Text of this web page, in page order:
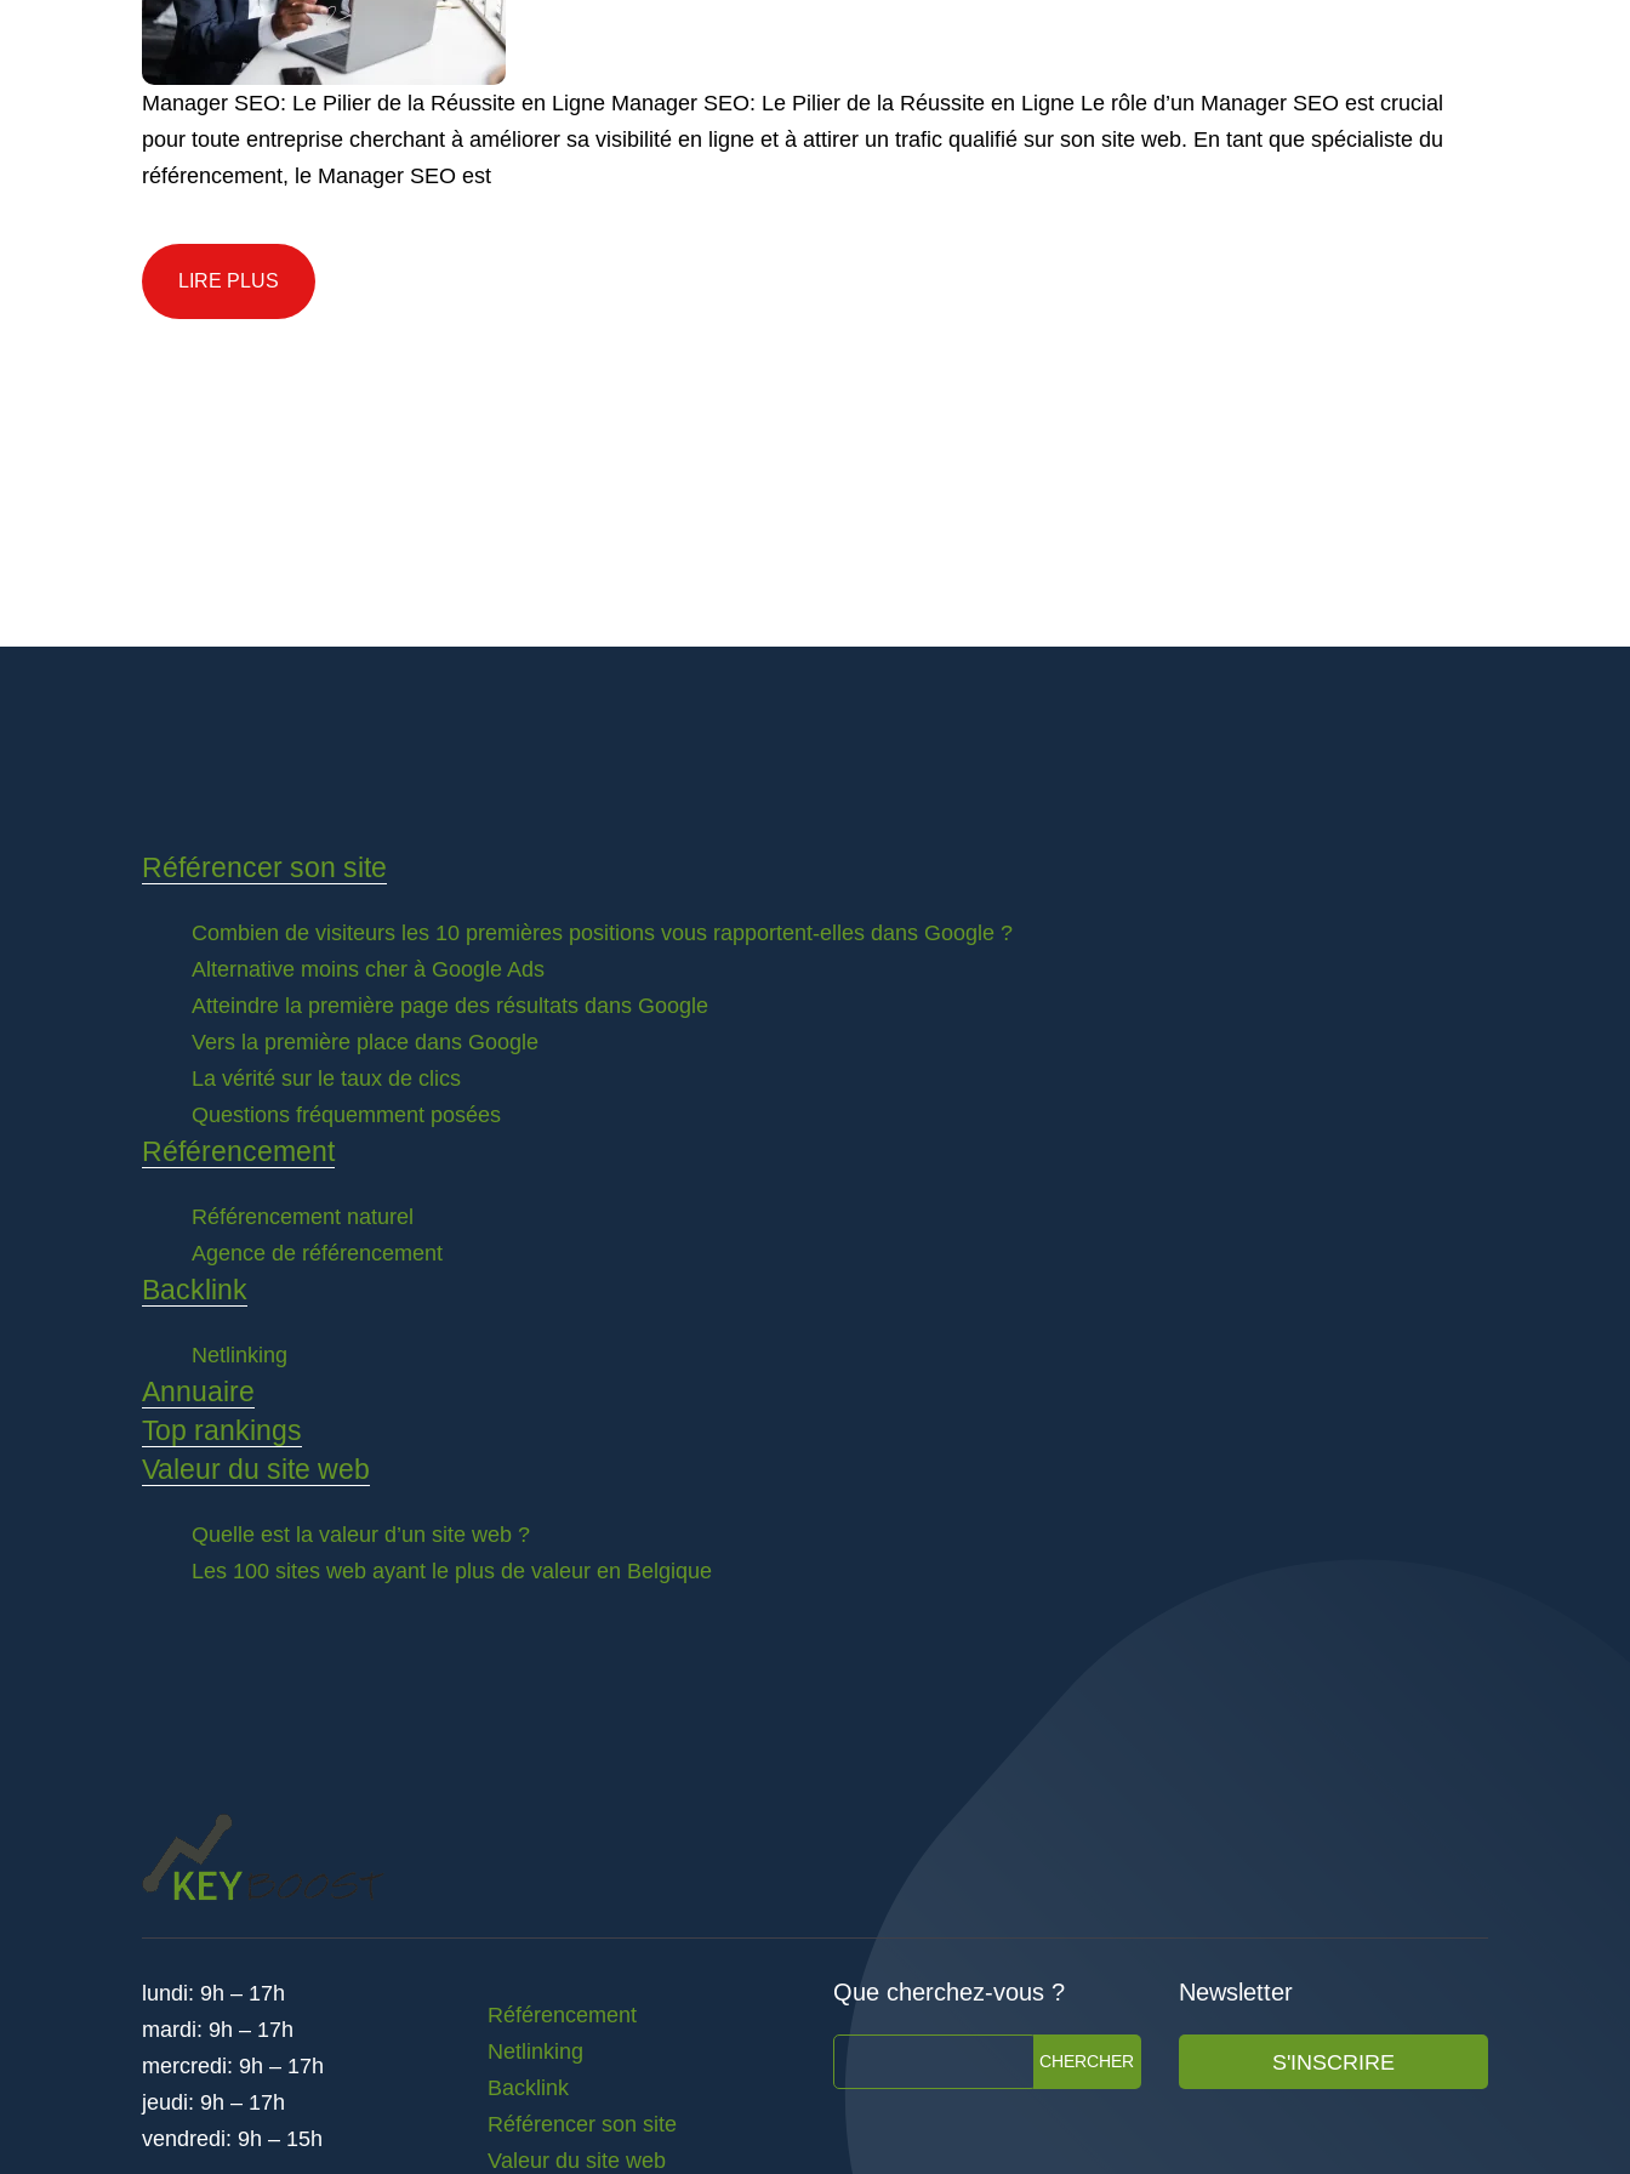
Manager SEO: Le Pilier de la Réussite en Ligne Manager SEO: Le Pilier de la Réussite en Ligne Le rôle d’un Manager SEO est crucial
pour toute entreprise cherchant à améliorer sa visibilité en ligne et à attirer un trafic qualifié sur son site web. En tant que spécialiste du
référencement, le Manager SEO est
LIRE PLUS
Référencer son site
Combien de visiteurs les 10 premières positions vous rapportent-elles dans Google ?
Alternative moins cher à Google Ads
Atteindre la première page des résultats dans Google
Vers la première place dans Google
La vérité sur le taux de clics
Questions fréquemment posées
Référencement
Référencement naturel
Agence de référencement
Backlink
Netlinking
Annuaire
Top rankings
Valeur du site web
Quelle est la valeur d’un site web ?
Les 100 sites web ayant le plus de valeur en Belgique
lundi: 9h – 17h
mardi: 9h – 17h
mercredi: 9h – 17h
jeudi: 9h – 17h
vendredi: 9h – 15h
Référencement
Netlinking
Backlink
Référencer son site
Valeur du site web
Que cherchez-vous ?
CHERCHER
Newsletter
S'INSCRIRE